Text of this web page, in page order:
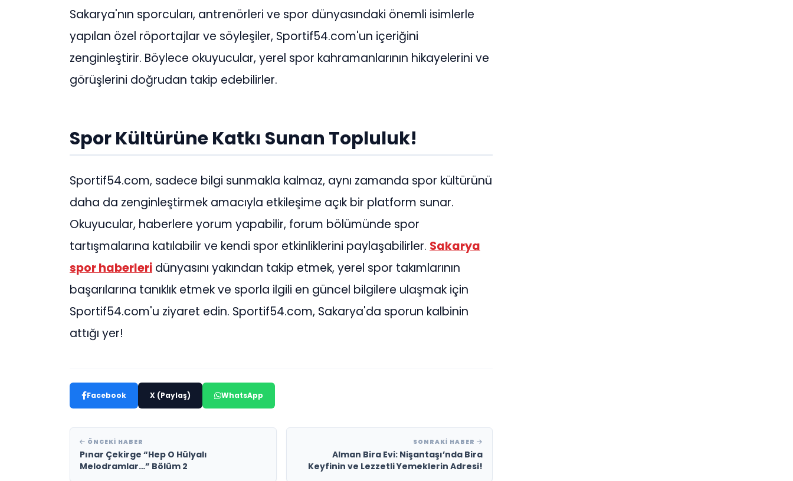
Sakarya'nın sporcuları, antrenörleri ve spor dünyasındaki önemli isimlerle
yapılan özel röportajlar ve söyleşiler, Sportif54.com'un içeriğini
zenginleştirir. Böylece okuyucular, yerel spor kahramanlarının hikayelerini ve
görüşlerini doğrudan takip edebilirler.
Spor Kültürüne Katkı Sunan Topluluk!
Sportif54.com, sadece bilgi sunmakla kalmaz, aynı zamanda spor kültürünü
daha da zenginleştirmek amacıyla etkileşime açık bir platform sunar.
Okuyucular, haberlere yorum yapabilir, forum bölümünde spor
tartışmalarına katılabilir ve kendi spor etkinliklerini paylaşabilirler. Sakarya
spor haberleri dünyasını yakından takip etmek, yerel spor takımlarının
başarılarına tanıklık etmek ve sporla ilgili en güncel bilgilere ulaşmak için
Sportif54.com'u ziyaret edin. Sportif54.com, Sakarya'da sporun kalbinin
attığı yer!
Facebook X (Paylaş) WhatsApp
ÖNCEKI HABER
Pınar Çekirge “Hep O Hülyalı
Melodramlar…” Bölüm 2
SONRAKI HABER
Alman Bira Evi: Nişantaşı’nda Bira
Keyfinin ve Lezzetli Yemeklerin Adresi!